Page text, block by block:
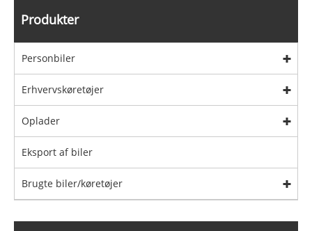
Produkter
Personbiler
Erhvervskøretøjer
Oplader
Eksport af biler
Brugte biler/køretøjer